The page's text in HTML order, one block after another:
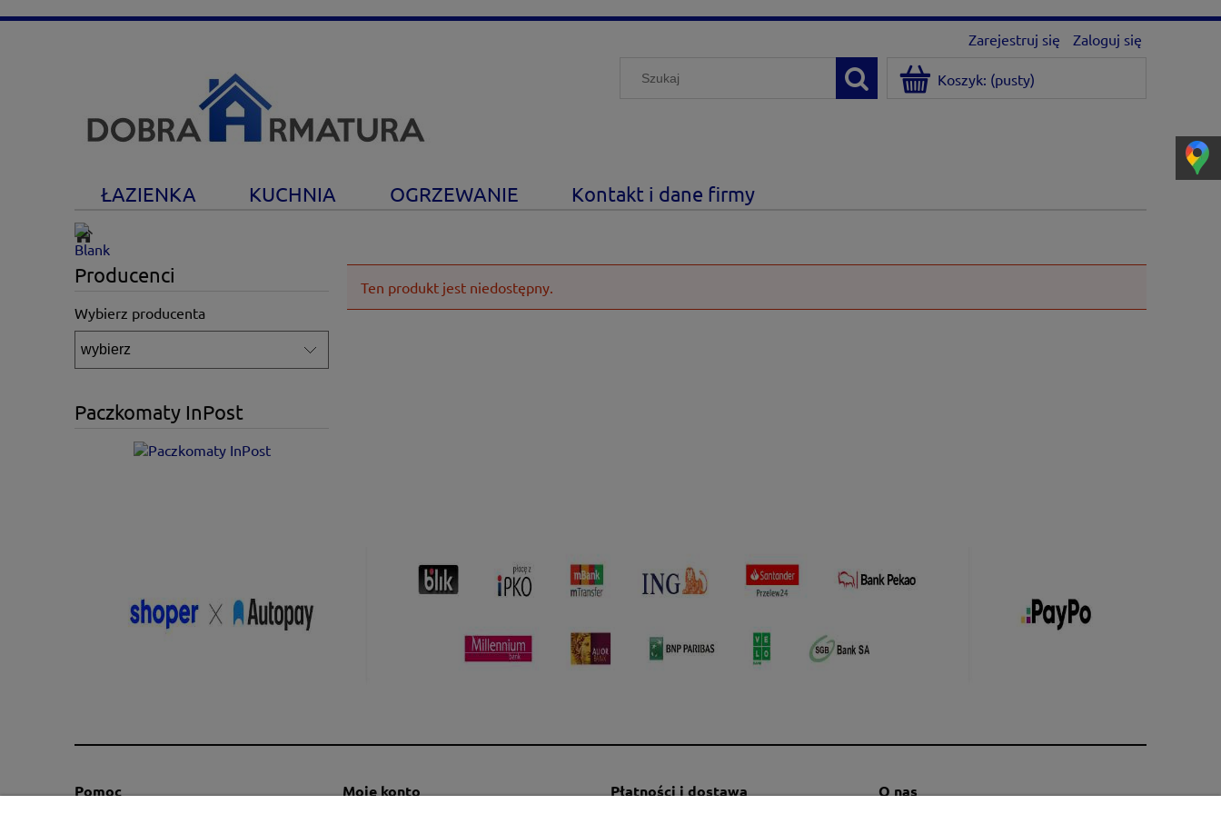
Zarejestruj się Zaloguj się
Koszyk: (pusty)
ŁAZIENKA KUCHNIA OGRZEWANIE Kontakt i dane firmy
Producenci
Wybierz producenta
Paczkomaty InPost
Ten produkt jest niedostępny.
Pomoc Moje konto Płatności i dostawa O nas